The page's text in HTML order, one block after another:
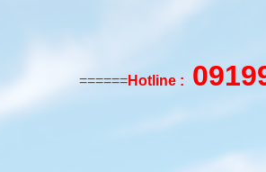
======Hotline :